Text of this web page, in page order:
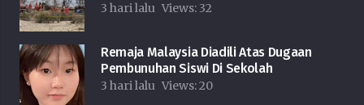
3 hari lalu Views: 32
Remaja Malaysia Diadili Atas Dugaan
Pembunuhan Siswi Di Sekolah
3 hari lalu Views:20